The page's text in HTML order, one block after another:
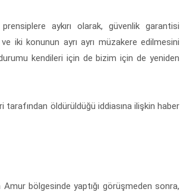
aykırı olarak, güvenlik garantisi
ve iki konunun ayrı ayrı müzakere edilmesini
kendileri için de bizim için de yeniden
tarafından öldürüldüğü iddiasına ilişkin haber
bölgesinde yaptığı görüşmeden sonra,